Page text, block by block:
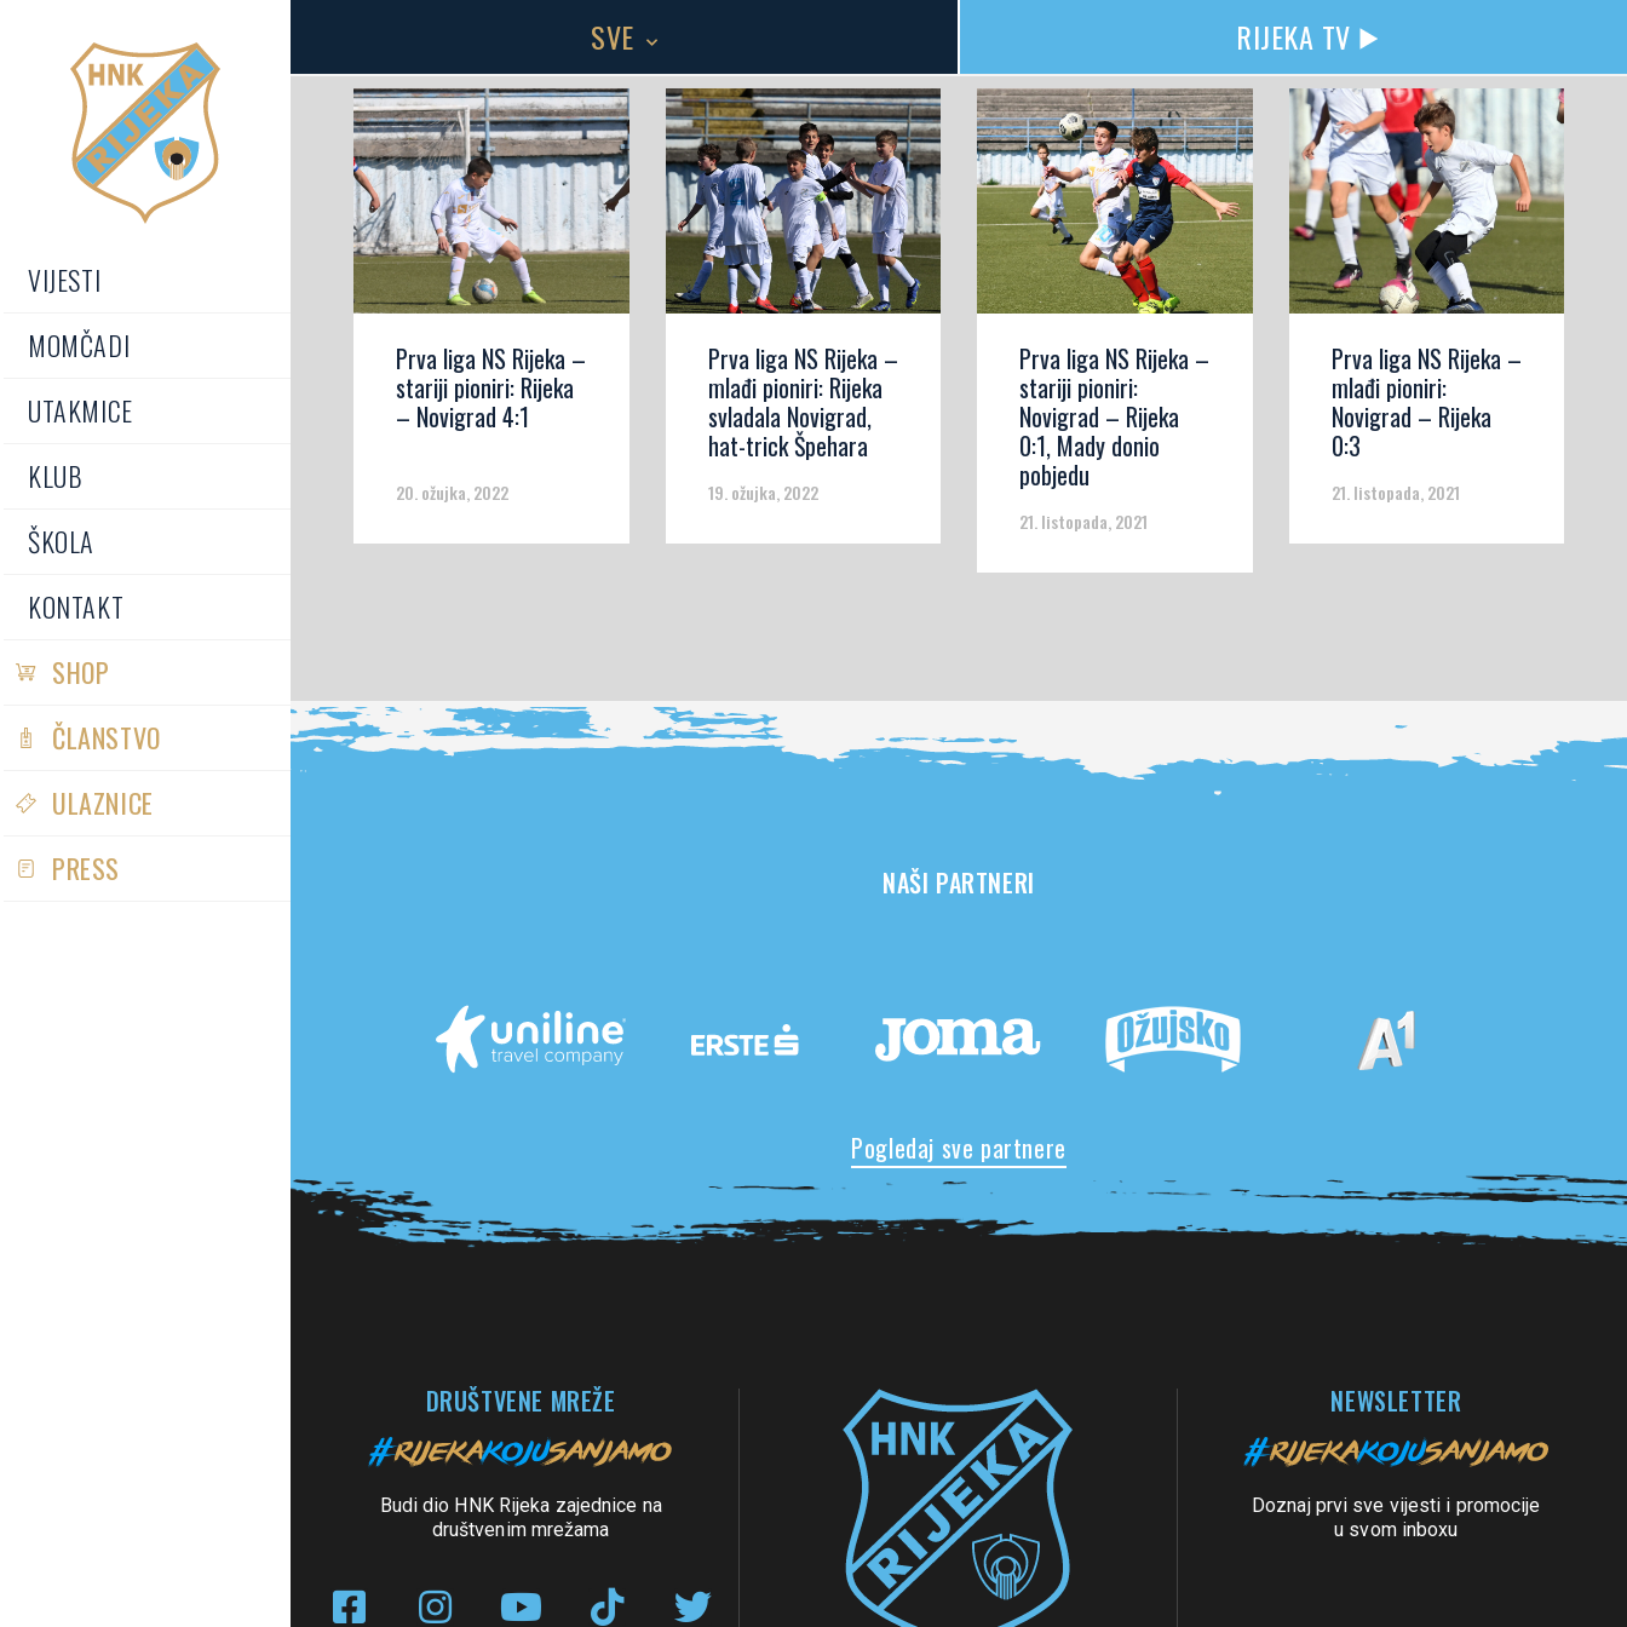
VIJESTI
MOMČADI
UTAKMICE
KLUB
ŠKOLA
KONTAKT
SHOP
ČLANSTVO
ULAZNICE
PRESS
SVE RIJEKA TV
Prva liga NS Rijeka –
stariji pioniri: Rijeka
– Novigrad 4:1
20. ožujka, 2022
Prva liga NS Rijeka –
mlađi pioniri: Rijeka
svladala Novigrad,
hat-trick Špehara
19. ožujka, 2022
Prva liga NS Rijeka –
stariji pioniri:
Novigrad – Rijeka
0:1, Mady donio
pobjedu
21. listopada, 2021
Prva liga NS Rijeka –
mlađi pioniri:
Novigrad – Rijeka
0:3
21. listopada, 2021
NAŠI PARTNERI
Pogledaj sve partnere
DRUŠTVENE MREŽE
Budi dio HNK Rijeka zajednice na
društvenim mrežama
NEWSLETTER
Doznaj prvi sve vijesti i promocije
u svom inboxu